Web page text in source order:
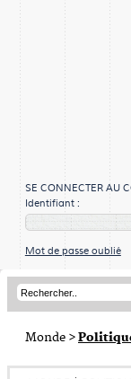
SE CONNECTER AU
Identifiant :
Mot de passe oublié
Monde >